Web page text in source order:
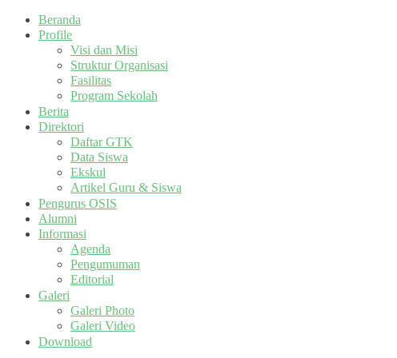
Beranda
Profile
Visi dan Misi
Struktur Organisasi
Fasilitas
Program Sekolah
Berita
Direktori
Daftar GTK
Data Siswa
Ekskul
Artikel Guru & Siswa
Pengurus OSIS
Alumni
Informasi
Agenda
Pengumuman
Editorial
Galeri
Galeri Photo
Galeri Video
Download